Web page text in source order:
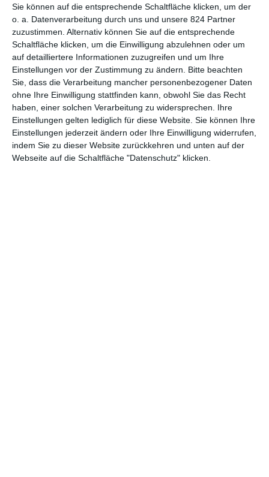
Sie können auf die entsprechende Schaltfläche klicken, um der
o. a. Datenverarbeitung durch uns und unsere 824 Partner
zuzustimmen. Alternativ können Sie auf die entsprechende
Schaltfläche klicken, um die Einwilligung abzulehnen oder um
auf detailliertere Informationen zuzugreifen und um Ihre
Einstellungen vor der Zustimmung zu ändern. Bitte beachten
Sie, dass die Verarbeitung mancher personenbezogener Daten
ohne Ihre Einwilligung stattfinden kann, obwohl Sie das Recht
haben, einer solchen Verarbeitung zu widersprechen. Ihre
Einstellungen gelten lediglich für diese Website. Sie können Ihre
Einstellungen jederzeit ändern oder Ihre Einwilligung widerrufen,
indem Sie zu dieser Website zurückkehren und unten auf der
Webseite auf die Schaltfläche "Datenschutz" klicken.
Eigentlich hatte man ihn ja schon abgeschrieben: Nach diversen
kolossalen Flops war die einstige Regiesensation
M. Night
Shyamalan
zu einem Running Gag mutiert. Doch dann kam das
unerwartete Comeback: Mit seiner Found-Footage-
KomödieThe Visitmeldete er sich eindrucksvoll an den
internationalen Kinokassen zurück. Dem setzte er Anfang des
Jahres mitSplitüber einen Mann mit 27 konkurrierenden
Persönlichkeiten noch eins drauf. Bei einem Budget von gerade
mal 9 Millionen Dollar spielte der brillant besetzte Psycho-
Thriller rund 30 (!) Mal so viel ein. Kein Wunder also, dass ein
Sequel längst schon in Planung ist. Seit dem 8. Juni 2017 ist der
Hit nun auch auf DVD und Blu-ray erhältlich. Uns wurden